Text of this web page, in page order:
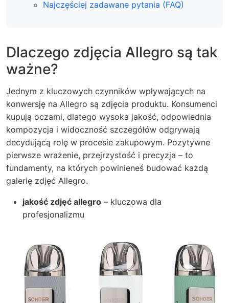
Najczęściej zadawane pytania (FAQ)
Dlaczego zdjęcia Allegro są tak
ważne?
Jednym z kluczowych czynników wpływających na
konwersję na Allegro są zdjęcia produktu. Konsumenci
kupują oczami, dlatego wysoka jakość, odpowiednia
kompozycja i widoczność szczegółów odgrywają
decydującą rolę w procesie zakupowym. Pozytywne
pierwsze wrażenie, przejrzystość i precyzja – to
fundamenty, na których powinieneś budować każdą
galerię zdjęć Allegro.
jakość zdjęć allegro – kluczowa dla
profesjonalizmu